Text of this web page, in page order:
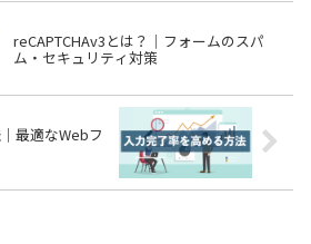
reCAPTCHAv3とは？｜フォームのスパ
ム・セキュリティ対策
最適なWebフ